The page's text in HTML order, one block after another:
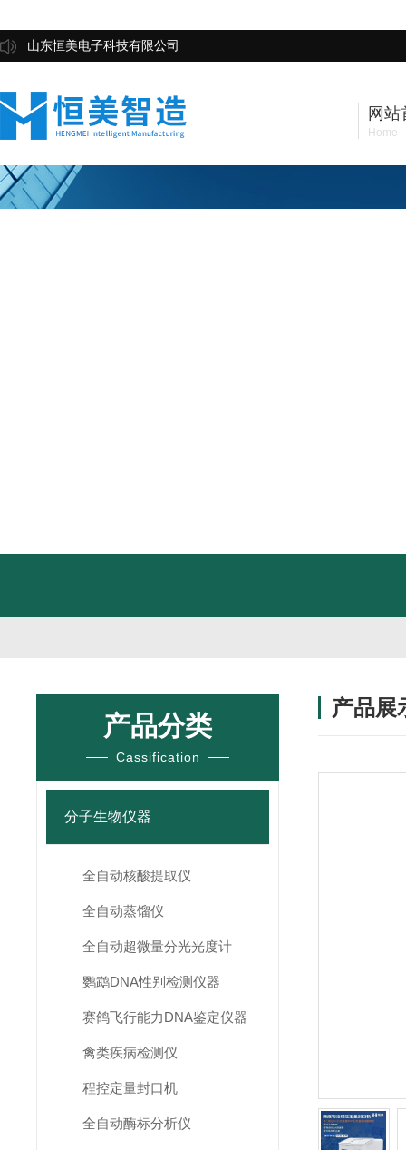
山东恒美电子科技有限公司
网站
Home
产品分类
Cassification
分子生物仪器
全自动核酸提取仪
全自动蒸馏仪
全自动超微量分光光度计
鹦鹉DNA性别检测仪器
赛鸽飞行能力DNA鉴定仪器
禽类疾病检测仪
程控定量封口机
全自动酶标分析仪
产品展